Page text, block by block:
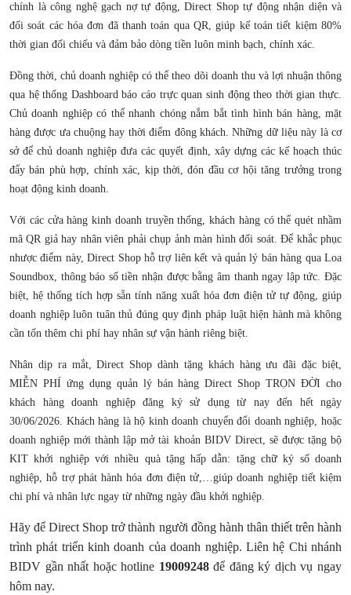
chính là công nghệ gạch nợ tự động, Direct Shop tự động nhận diện và
đối soát các hóa đơn đã thanh toán qua QR, giúp kế toán tiết kiệm 80%
thời gian đối chiếu và đảm bảo dòng tiền luôn minh bạch, chính xác.
Đồng thời, chủ doanh nghiệp có thể theo dõi doanh thu và lợi nhuận thông
qua hệ thống Dashboard báo cáo trực quan sinh động theo thời gian thực.
Chủ doanh nghiệp có thể nhanh chóng nắm bắt tình hình bán hàng, mặt
hàng được ưa chuộng hay thời điểm đông khách. Những dữ liệu này là cơ
sở để chủ doanh nghiệp đưa các quyết định, xây dựng các kế hoạch thúc
đẩy bán phù hợp, chính xác, kịp thời, đón đầu cơ hội tăng trưởng trong
hoạt động kinh doanh.
Với các cửa hàng kinh doanh truyền thống, khách hàng có thể quét nhầm
mã QR giả hay nhân viên phải chụp ảnh màn hình đối soát. Để khắc phục
nhược điểm này, Direct Shop hỗ trợ liên kết và quản lý bán hàng qua Loa
Soundbox, thông báo số tiền nhận được bằng âm thanh ngay lập tức. Đặc
biệt, hệ thống tích hợp sẵn tính năng xuất hóa đơn điện tử tự động, giúp
doanh nghiệp luôn tuân thủ đúng quy định pháp luật hiện hành mà không
cần tốn thêm chi phí hay nhân sự vận hành riêng biệt.
Nhân dịp ra mắt, Direct Shop dành tặng khách hàng ưu đãi đặc biệt,
MIỄN PHÍ ứng dụng quản lý bán hàng Direct Shop TRỌN ĐỜI cho
khách hàng doanh nghiệp đăng ký sử dụng từ nay đến hết ngày
30/06/2026. Khách hàng là hộ kinh doanh chuyển đổi doanh nghiệp, hoặc
doanh nghiệp mới thành lập mở tài khoản BIDV Direct, sẽ được tặng bộ
KIT khởi nghiệp với nhiều quà tặng hấp dẫn: tặng chữ ký số doanh
nghiệp, hỗ trợ phát hành hóa đơn điện tử,…giúp doanh nghiệp tiết kiệm
chi phí và nhân lực ngay từ những ngày đầu khởi nghiệp.
Hãy để Direct Shop trở thành người đồng hành thân thiết trên hành
trình phát triển kinh doanh của doanh nghiệp. Liên hệ Chi nhánh
BIDV gần nhất hoặc hotline 19009248để đăng ký dịch vụ ngay
hôm nay.